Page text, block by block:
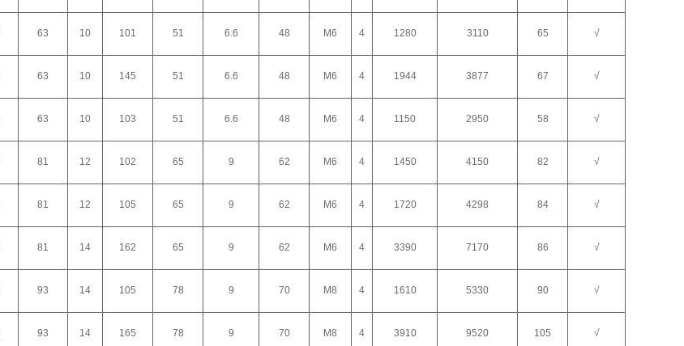
63 10 101 51 6.6 48 M6 4 1280 3110 65 √
63 10 145 51 6.6 48 M6 4 1944 3877 67 √
63 10 103 51 6.6 48 M6 4 1150 2950 58 √
81 12 102 65 9 62 M6 4 1450 4150 82 √
81 12 105 65 9 62 M6 4 1720 4298 84 √
81 14 162 65 9 62 M6 4 3390 7170 86 √
93 14 105 78 9 70 M8 4 1610 5330 90 √
93 14 165 78 9 70 M8 4 3910 9520 105 √